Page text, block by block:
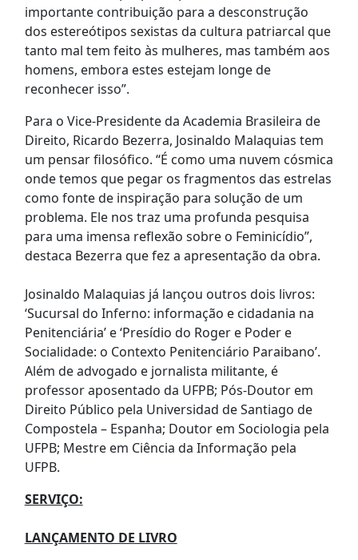
importante contribuição para a desconstrução
dos estereótipos sexistas da cultura patriarcal que
tanto mal tem feito às mulheres, mas também aos
homens, embora estes estejam longe de
reconhecer isso”.
Para o Vice-Presidente da Academia Brasileira de
Direito, Ricardo Bezerra, Josinaldo Malaquias tem
um pensar filosófico. “É como uma nuvem cósmica
onde temos que pegar os fragmentos das estrelas
como fonte de inspiração para solução de um
problema. Ele nos traz uma profunda pesquisa
para uma imensa reflexão sobre o Feminicídio”,
destaca Bezerra que fez a apresentação da obra.
Josinaldo Malaquias já lançou outros dois livros:
‘Sucursal do Inferno: informação e cidadania na
Penitenciária’ e ‘Presídio do Roger e Poder e
Socialidade: o Contexto Penitenciário Paraibano’.
Além de advogado e jornalista militante, é
professor aposentado da UFPB; Pós-Doutor em
Direito Público pela Universidad de Santiago de
Compostela – Espanha; Doutor em Sociologia pela
UFPB; Mestre em Ciência da Informação pela
UFPB.
SERVIÇO:
LANÇAMENTO DE LIVRO